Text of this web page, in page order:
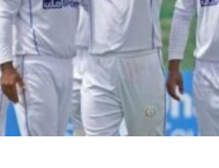
with Hamstring Injury
के दौरान 31 मई को अपनी टीम को एक
विराट कोहली को हैमस्ट्रिंग इंजरी हुई थी
से वो अफगानिस्तान वनडे सीरीज से बाहर
में छपी खबर के अनुसार आईपीएल फाइनल में
कोहली अफ़गानिस्तान वनडे सीरीज का